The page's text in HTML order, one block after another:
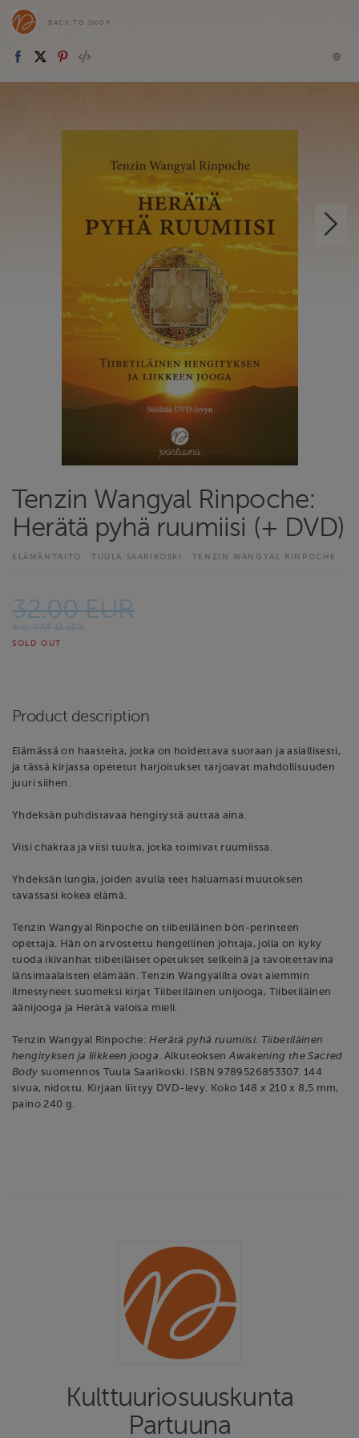
BACK TO SHOP
Tenzin Wangyal Rinpoche:
Herätä pyhä ruumiisi (+ DVD)
ELÄMÄNTAITO TUULA SAARIKOSKI TENZIN WANGYAL RINPOCHE
32.00 EUR
Incl. VAT 13.50%
SOLD OUT
Product description
Elämässä on haasteita, jotka on hoidettava suoraan ja asiallisesti,
ja tässä kirjassa opetetut harjoitukset tarjoavat mahdollisuuden
juuri siihen.
Yhdeksän puhdistavaa hengitystä auttaa aina.
Viisi chakraa ja viisi tuulta, jotka toimivat ruumiissa.
Yhdeksän lungia, joiden avulla teet haluamasi muutoksen
tavassasi kokea elämä.
Tenzin Wangyal Rinpoche on tiibetiläinen bön-perinteen
opettaja. Hän on arvostettu hengellinen johtaja, jolla on kyky
tuoda ikivanhat tiibetiläiset opetukset selkeinä ja tavoitettavina
länsimaalaisten elämään. Tenzin Wangyalilta ovat aiemmin
ilmestyneet suomeksi kirjat Tiibetiläinen unijooga, Tiibetiläinen
äänijooga ja Herätä valoisa mieli.
Tenzin Wangyal Rinpoche:Herätä pyhä ruumiisi. Tiibetiläinen
hengityksen ja liikkeen jooga. AlkuteoksenAwakening the Sacred
Body suomennos Tuula Saarikoski. ISBN 9789526853307. 144
sivua, nidottu. Kirjaan liittyy DVD-levy. Koko 148 x 210 x 8,5 mm,
paino 240 g.
Kulttuuriosuuskunta
Partuuna